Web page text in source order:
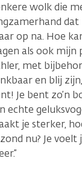
wolk die
dat
op na. Hoe
als ook mijn
met
en blij
Je bent zo’n
echte
je sterker,
nu? Je